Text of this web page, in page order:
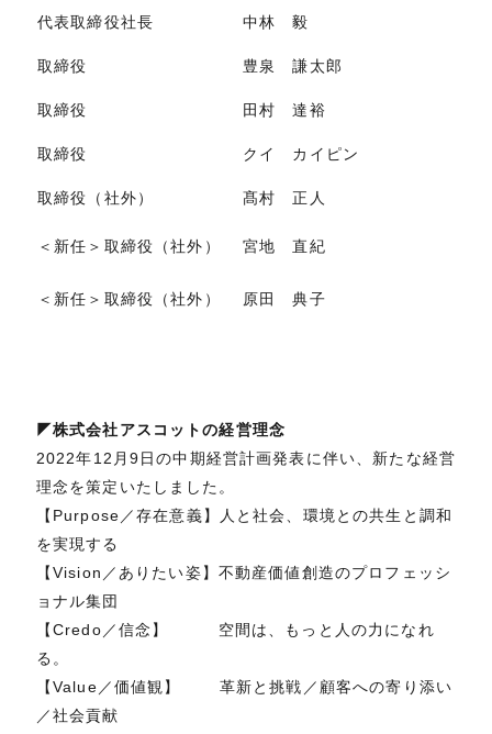
代表取締役社長 中林 毅
取締役 豊泉 謙太郎
取締役 田村 達裕
取締役 クイ カイピン
取締役（社外） 髙村 正人
＜新任＞取締役（社外） 宮地 直紀
＜新任＞取締役（社外） 原田 典子
◤株式会社アスコットの経営理念
2022年12月9日の中期経営計画発表に伴い、新たな経営
理念を策定いたしました。
【Purpose／存在意義】人と社会、環境との共生と調和
を実現する
【Vision／ありたい姿】不動産価値創造のプロフェッシ
ョナル集団
【Credo／信念】 空間は、もっと人の力になれ
る。
【Value／価値観】 革新と挑戦／顧客への寄り添い
／社会貢献